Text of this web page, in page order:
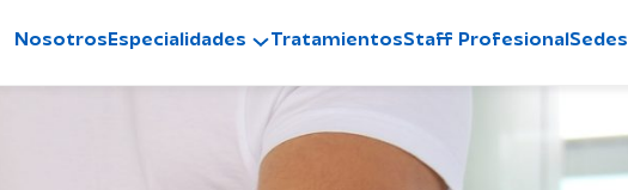
NosotrosEspecialidades TratamientosStaff ProfesionalSedes